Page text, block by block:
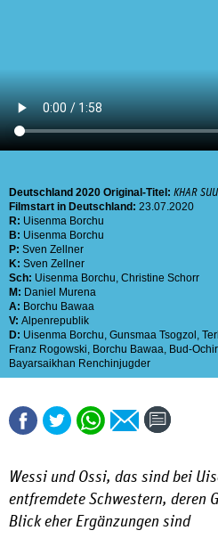
Deutschland 2020 Original-Titel: KHAR SUU
Filmstart in Deutschland: 23.07.2020
R: Uisenma Borchu
B: Uisenma Borchu
P: Sven Zellner
K: Sven Zellner
Sch: Uisenma Borchu, Christine Schorr
M: Daniel Murena
A: Borchu Bawaa
V: Alpenrepublik
D: Uisenma Borchu, Gunsmaa Tsogzol ,
Franz Rogowski, Borchu Bawaa, Bud-
Bayarsaikhan Renchinjugder
Wessi und Ossi, das sind bei
entfremdete Schwestern, deren
Blick eher Ergänzungen sind